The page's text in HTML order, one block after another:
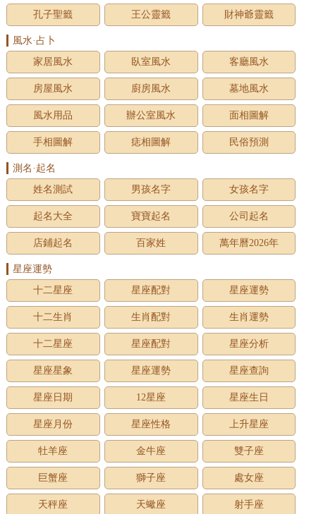
孔子聖籤 王公靈籤 財神爺靈籤
風水·占卜
家居風水
臥室風水 客廳風水
房屋風水 廚房風水 墓地風水
風水用品 辦公室風水 面相圖解
手相圖解 痣相圖解 民俗預測
測名·起名
姓名測試
男孩名字 女孩名字
起名大全 寶寶起名 公司起名
店鋪起名 百家姓 萬年曆2026年
星座運勢
十二星座
星座配對 星座運勢
十二生肖 生肖配對 生肖運勢
十二星座 星座配對 星座分析
星座星象 星座運勢 星座查詢
星座日期 12星座 星座生日
星座月份 星座性格 上升星座
牡羊座 金牛座 雙子座
巨蟹座 獅子座 處女座
天秤座 天蠍座 射手座